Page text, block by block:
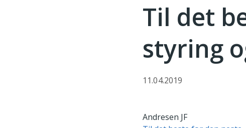
Til det
styring
11.04.2019
Andresen JF